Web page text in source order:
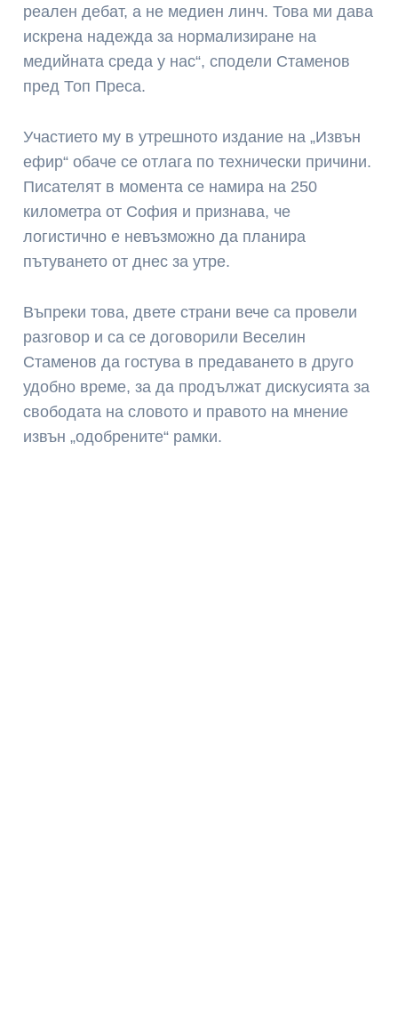
реален дебат, а не медиен линч. Това ми дава
искрена надежда за нормализиране на
медийната среда у нас“, сподели Стаменов
пред Топ Преса.
Участието му в утрешното издание на „Извън
ефир“ обаче се отлага по технически причини.
Писателят в момента се намира на 250
километра от София и признава, че
логистично е невъзможно да планира
пътуването от днес за утре.
Въпреки това, двете страни вече са провели
разговор и са се договорили Веселин
Стаменов да гостува в предаването в друго
удобно време, за да продължат дискусията за
свободата на словото и правото на мнение
извън „одобрените“ рамки.